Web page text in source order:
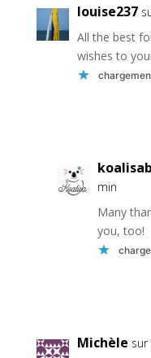
louise237
All the best
wishes to
min
Many
you, too!
Michèle